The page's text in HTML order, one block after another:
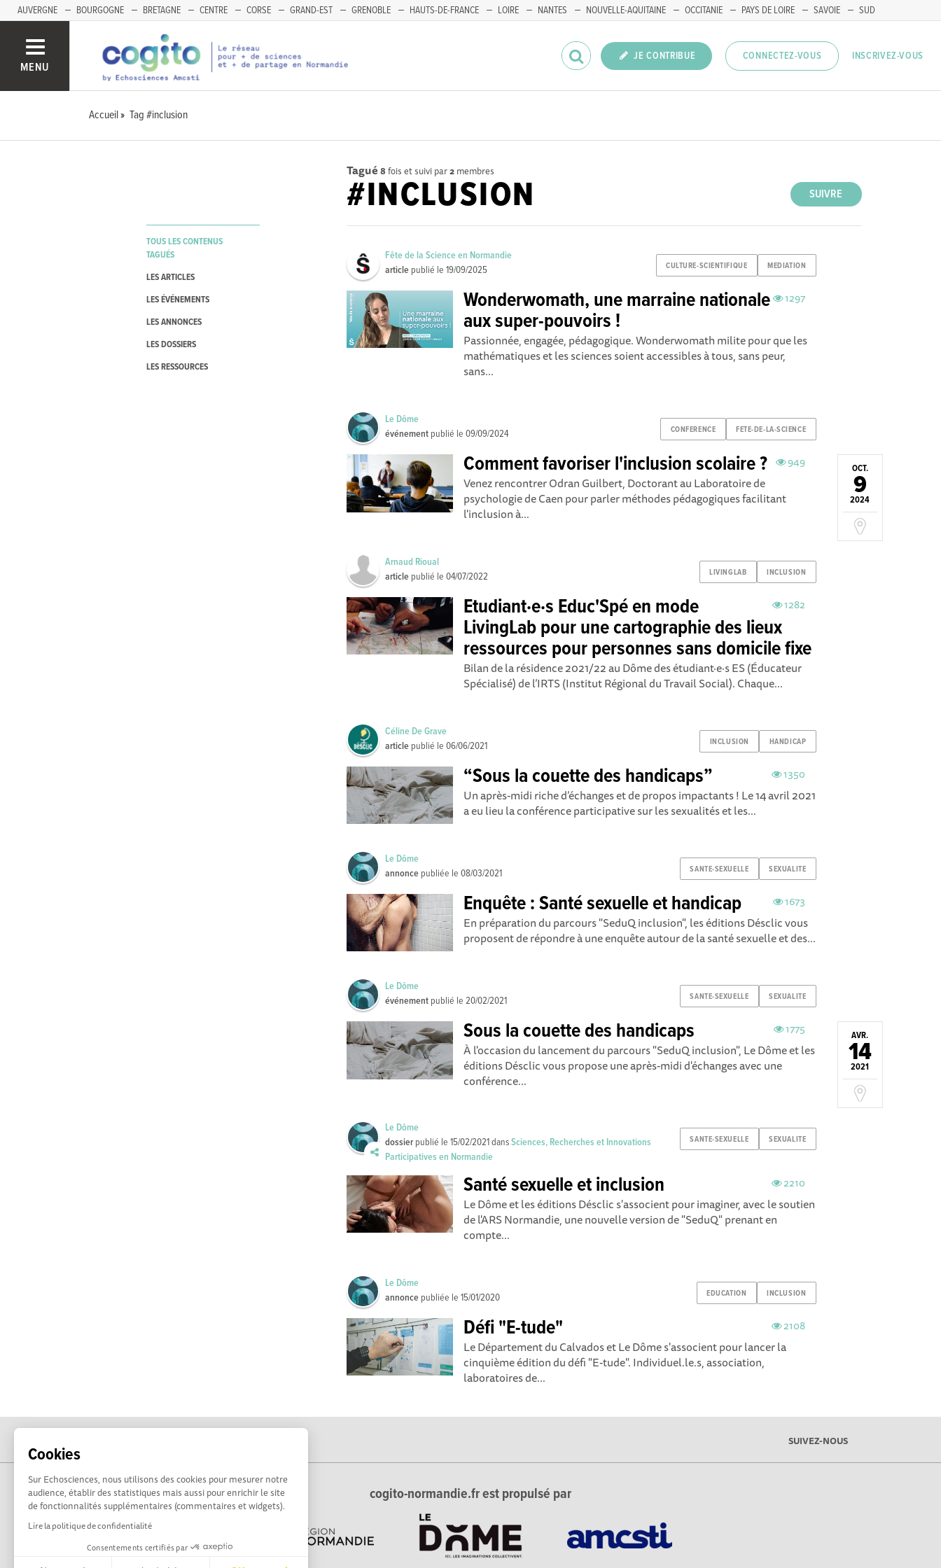
Cookies
Sur Echosciences, nous utilisons des cookies pour mesurer notre
audience, établir des statistiques mais aussi pour enrichir le site
de fonctionnalités supplémentaires (commentaires et widgets).
Lire la politique de confidentialité
Consentements certifiés par
AUVERGNE BOURGOGNE BRETAGNE CENTRE CORSE GRAND-EST GRENOBLE HAUTS-DE-FRANCE LOIRE NANTES NOUVELLE-AQUITAINE OCCITANIE PAYS DE LOIRE SAVOIE SUD
MENU
JE CONTRIBUE CONNECTEZ-VOUS INSCRIVEZ-VOUS
Accueil Tag #inclusion
TOUS LES CONTENUS
TAGUÉS
LES ARTICLES
LES ÉVÉNEMENTS
LES ANNONCES
LES DOSSIERS
LES RESSOURCES
Tagué 8 fois et suivi par2 membres
SUIVRE
#INCLUSION
CULTURE-SCIENTIFIQUE MEDIATION
Fête de la Science en Normandie
article publié le19/09/2025
1297
Wonderwomath, une marraine nationale
aux super-pouvoirs !
Passionnée, engagée, pédagogique. Wonderwomath milite pour que les
mathématiques et les sciences soient accessibles à tous, sans peur,
sans...
CONFERENCE FETE-DE-LA-SCIENCE
Le Dôme
événement publié le09/09/2024
OCT.
9
2024
949
Comment favoriser l'inclusion scolaire ?
Venez rencontrer Odran Guilbert, Doctorant au Laboratoire de
psychologie de Caen pour parler méthodes pédagogiques facilitant
l'inclusion à...
LIVINGLAB INCLUSION
Arnaud Rioual
article publié le04/07/2022
1282
Etudiant·e·s Educ'Spé en mode
LivingLab pour une cartographie des lieux
ressources pour personnes sans domicile fixe
Bilan de la résidence 2021/22 au Dôme des étudiant·e·s ES (Éducateur
Spécialisé) de l’IRTS (Institut Régional du Travail Social). Chaque...
INCLUSION HANDICAP
Céline De Grave
article publié le06/06/2021
1350
“Sous la couette des handicaps”
Un après-midi riche d’échanges et de propos impactants ! Le 14 avril 2021
a eu lieu la conférence participative sur les sexualités et les...
SANTE-SEXUELLE SEXUALITE
Le Dôme
annonce publiée le08/03/2021
1673
Enquête : Santé sexuelle et handicap
En préparation du parcours "SeduQ inclusion", les éditions Désclic vous
proposent de répondre à une enquête autour de la santé sexuelle et des...
SANTE-SEXUELLE SEXUALITE
Le Dôme
événement publié le20/02/2021
AVR.
14
2021
1775
Sous la couette des handicaps
À l'occasion du lancement du parcours "SeduQ inclusion", Le Dôme et les
éditions Désclic vous propose une après-midi d'échanges avec une
conférence...
SANTE-SEXUELLE SEXUALITE
Le Dôme
dossier publié le15/02/2021dansSciences, Recherches et Innovations
Participatives en Normandie
2210
Santé sexuelle et inclusion
Le Dôme et les éditions Désclic s'associent pour imaginer, avec le soutien
de l'ARS Normandie, une nouvelle version de "SeduQ" prenant en
compte...
EDUCATION INCLUSION
Le Dôme
annonce publiée le15/01/2020
2108
Défi "E-tude"
Le Département du Calvados et Le Dôme s'associent pour lancer la
cinquième édition du défi "E-tude". Individuel.le.s, association,
laboratoires de...
SUIVEZ-NOUS
cogito-normandie.fr est propulsé par